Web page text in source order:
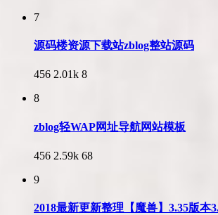
7
源码楼资源下载站zblog整站源码
456 2.01k 8
8
zblog轻WAP网址导航网站模板
456 2.59k 68
9
2018最新更新整理【魔兽】3.35版本